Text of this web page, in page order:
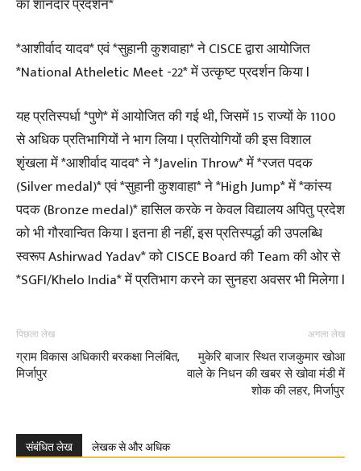
का शानदार प्रदर्शन*
*आशीर्वाद यादव* एवं *सुहानी कुशवाहा* ने CISCE द्वारा आयोजित
*National Atheletic Meet -22* में उत्कृष्ट प्रदर्शन किया l
यह प्रतिस्पर्धा *पुणे* में आयोजित की गई थी, जिसमें 15 राज्यों के 1100
से अधिक प्रतिभागियों ने भाग लिया l प्रतियोगियों की इस विशाल
शृंखला में *आशीर्वाद यादव* ने *Javelin Throw* में *रजत पदक
(Silver medal)* एवं *सुहानी कुशवाहा* ने *High Jump* में *कांस्य
पदक (Bronze medal)* हासिल करके न केवल विद्यालय अपितु प्रदेश
को भी गौरवान्वित किया l इतना ही नहीं, इस प्रतिस्पर्द्धा की उपलब्धि
स्वरूप Ashirwad Yadav* को CISCE Board की Team की ओर से
*SGFI/Khelo India* में प्रतिभाग करने का सुनहरा अवसर भी मिलेगा l
पिछला लेख
ग्राम विकास अधिकारी बरकक्षा निलंबित,
मिर्जापुर
अगला लेख
मुकेरि बाजार स्थित राजकुमार खोआ
वाले के निधन की खबर से खोवा मंडी में
शोक की लहर, मिर्जापुर
संबंधित लेख लेखक से और अधिक